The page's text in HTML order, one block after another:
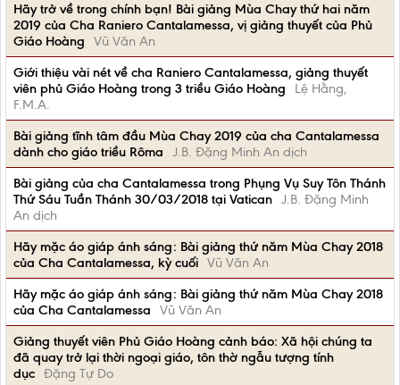
Hãy trở về trong chính bạn! Bài giảng Mùa Chay thứ hai năm
2019 của Cha Raniero Cantalamessa, vị giảng thuyết của Phủ
Giáo Hoàng
Vũ Văn An
Giới thiệu vài nét về cha Raniero Cantalamessa, giảng thuyết
viên phủ Giáo Hoàng trong 3 triều Giáo Hoàng
Lệ Hằng,
F.M.A.
Bài giảng tĩnh tâm đầu Mùa Chay 2019 của cha Cantalamessa
dành cho giáo triều Rôma
J.B. Đặng Minh An dịch
Bài giảng của cha Cantalamessa trong Phụng Vụ Suy Tôn Thánh
Thứ Sáu Tuần Thánh 30/03/2018 tại Vatican J.B. Đặng Minh
An dịch
Hãy mặc áo giáp ánh sáng: Bài giảng thứ năm Mùa Chay 2018
của Cha Cantalamessa, kỳ cuối Vũ Văn An
Hãy mặc áo giáp ánh sáng: Bài giảng thứ năm Mùa Chay 2018
của Cha Cantalamessa
Vũ Văn An
Giảng thuyết viên Phủ Giáo Hoàng cảnh báo: Xã hội chúng ta
đã quay trở lại thời ngoại giáo, tôn thờ ngẫu tượng tính
dục Đặng Tự Do